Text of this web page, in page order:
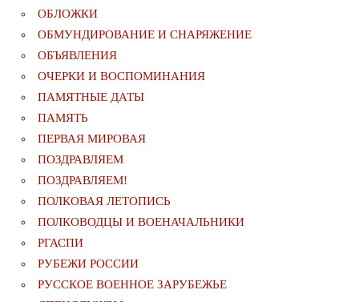
ОБЛОЖКИ
ОБМУНДИРОВАНИЕ И СНАРЯЖЕНИЕ
ОБЪЯВЛЕНИЯ
ОЧЕРКИ И ВОСПОМИНАНИЯ
ПАМЯТНЫЕ ДАТЫ
ПАМЯТЬ
ПЕРВАЯ МИРОВАЯ
ПОЗДРАВЛЯЕМ
ПОЗДРАВЛЯЕМ!
ПОЛКОВАЯ ЛЕТОПИСЬ
ПОЛКОВОДЦЫ И ВОЕНАЧАЛЬНИКИ
РГАСПИ
РУБЕЖИ РОССИИ
РУССКОЕ ВОЕННОЕ ЗАРУБЕЖЬЕ